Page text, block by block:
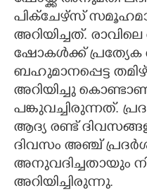
പിക്ചേഴ്സ്
അറിയിച്ചത്.
ഷോകൾക്ക്
ബഹുമാനപ്പെട്ട
അറിയിച്ചു
പങ്കുവച്ചിരുന്നത്.
ആദ്യ രണ്ട്
ദിവസം അഞ്ച്
അനുവദിച്ചതായും
അറിയിച്ചിരുന്നു.